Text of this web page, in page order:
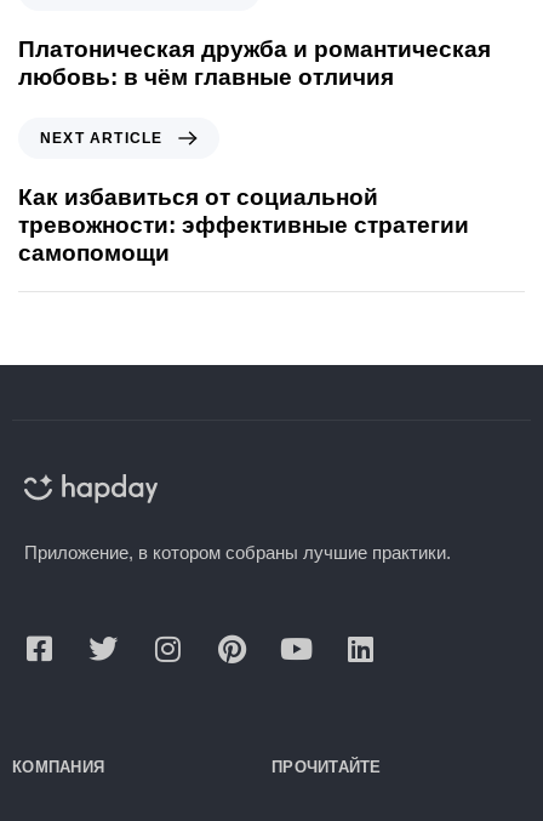
Платоническая дружба и романтическая
любовь: в чём главные отличия
NEXT ARTICLE
Как избавиться от социальной
тревожности: эффективные стратегии
самопомощи
Приложение, в котором собраны лучшие практики.
КОМПАНИЯ ПРОЧИТАЙТЕ